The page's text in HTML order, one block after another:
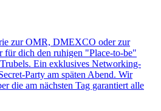
zur OMR, DMEXCO oder zur
für dich den ruhigen "Place-to-be"
Ein exklusives Networking-
Party am späten Abend. Wir
die am nächsten Tag garantiert alle